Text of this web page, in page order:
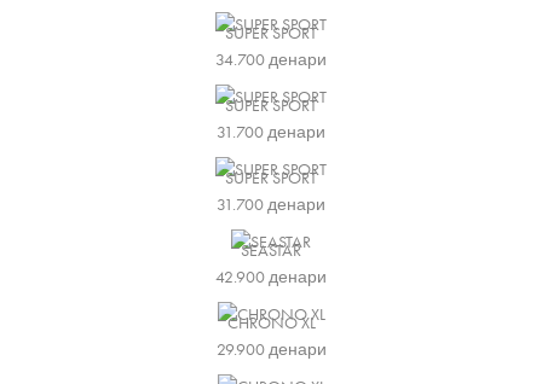
SUPER SPORT
34.700денари
SUPER SPORT
31.700денари
SUPER SPORT
31.700денари
SEASTAR
42.900денари
CHRONO XL
29.900денари